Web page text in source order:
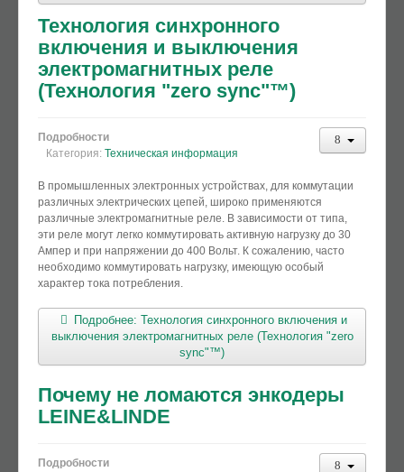
Технология синхронного
включения и выключения
электромагнитных реле
(Технология "zero sync"™)
Подробности
Категория: Техническая информация
В промышленных электронных устройствах, для коммутации
различных электрических цепей, широко применяются
различные электромагнитные реле. В зависимости от типа,
эти реле могут легко коммутировать активную нагрузку до 30
Ампер и при напряжении до 400 Вольт. К сожалению, часто
необходимо коммутировать нагрузку, имеющую особый
характер тока потребления.
Подробнее: Технология синхронного включения и
выключения электромагнитных реле (Технология "zero
sync"™)
Почему не ломаются энкодеры
LEINE&LINDE
Подробности